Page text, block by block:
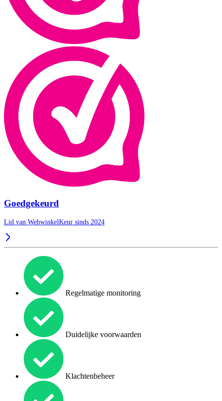
Goedgekeurd
Lid van WebwinkelKeur sinds 2024
Regelmatige monitoring
Duidelijke voorwaarden
Klachtenbeheer